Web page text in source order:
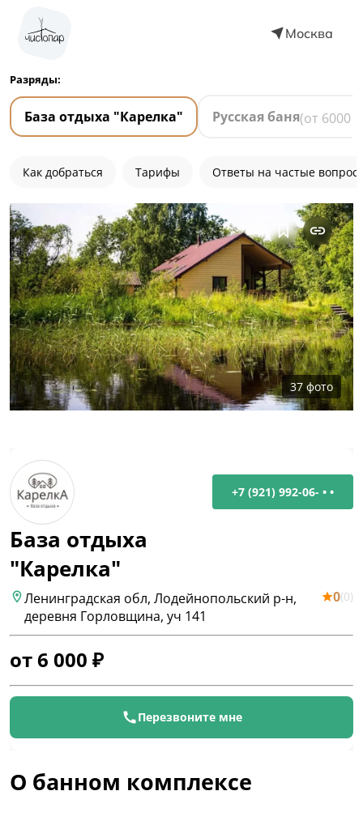
Москва
Разряды:
База отдыха "Карелка" Русская баня(от 6000
Как добраться Тарифы Ответы на частые
37 фото
+7 (921) 992-06- • •
База отдыха
"Карелка"
Ленинградская обл, Лодейнопольский р-н,
деревня Горловщина, уч 141
0(0)
от6 000 ₽
Перезвоните мне
О банном комплексе